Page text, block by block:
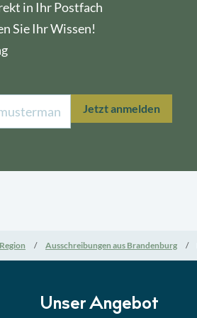
in Ihr Postfach
Sie Ihr Wissen!
Jetzt anmelden
Region Ausschreibungen aus Brandenburg
Unser Angebot